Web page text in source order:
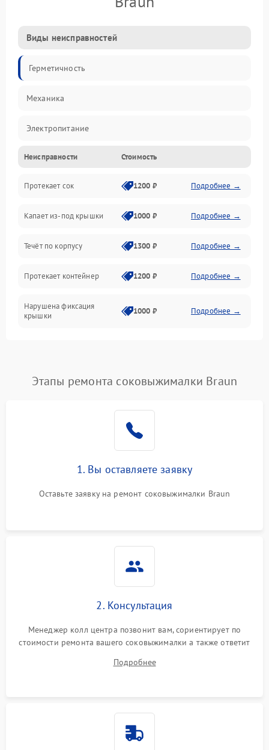
Виды неисправностей
Герметичность
Механика
Электропитание
Производительность
Неисправности Стоимость
Протекает сок 1200 ₽ Подробнее →
Капает из-под крышки 1000 ₽ Подробнее →
Течёт по корпусу 1300 ₽ Подробнее →
Протекает контейнер 1200 ₽ Подробнее →
Нарушена фиксация
крышки
1000 ₽ Подробнее →
Этапы ремонта соковыжималки Braun
1. Вы оставляете заявку
Оставьте заявку на ремонт соковыжималки Braun
2. Консультация
Менеджер колл центра позвонит вам, сориентирует по
стоимости ремонта вашего соковыжималки а также ответит
Подробнее